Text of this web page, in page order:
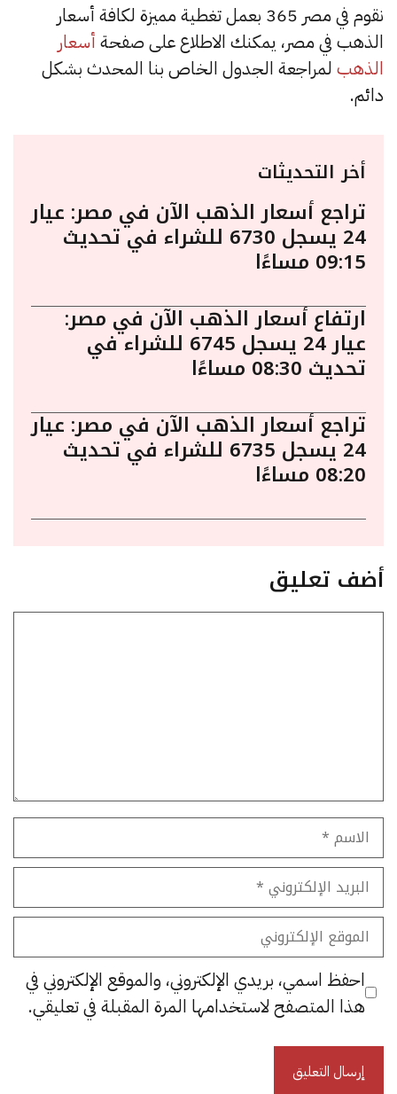
نقوم في مصر 365 بعمل تغطية مميزة لكافة أسعار
الذهب في مصر، يمكنك الاطلاع على صفحة أسعار
الذهب لمراجعة الجدول الخاص بنا المحدث بشكل
دائم.
أخر التحديثات
تراجع أسعار الذهب الآن في مصر: عيار
24 يسجل 6730 للشراء في تحديث
09:15 مساءًا
ارتفاع أسعار الذهب الآن في مصر:
عيار 24 يسجل 6745 للشراء في
تحديث 08:30 مساءًا
تراجع أسعار الذهب الآن في مصر: عيار
24 يسجل 6735 للشراء في تحديث
08:20 مساءًا
أضف تعليق
الاسم
البريد
الإلكتروني
الموقع
الإلكتروني
احفظ اسمي، بريدي الإلكتروني، والموقع الإلكتروني في
هذا المتصفح لاستخدامها المرة المقبلة في تعليقي.